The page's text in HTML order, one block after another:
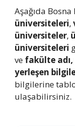
Aşağıda
üniversiteleri,
üniversiteler,
üniversiteleri
ve fakülte
yerleşen
bilgilerine
ulaşabilirsiniz.